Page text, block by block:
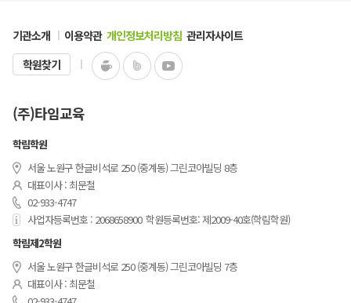
기관소개 이용약관 개인정보처리방침 관리자사이트
학원찾기
(주)타임교육
학림학원
서울 노원구 한글비석로 250 (중계동) 그린코아빌딩 8층
대표이사 : 최문철
02-933-4747
사업자등록번호 : 2068658900 학원등록번호: 제2009-40호(학림학원)
학림제2학원
서울 노원구 한글비석로 250 (중계동) 그린코아빌딩 7층
대표이사 : 최문철